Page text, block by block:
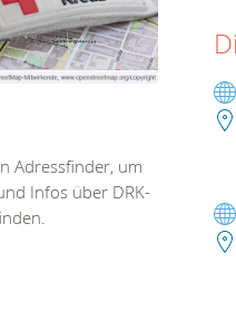
Adressfinder, um
Infos über DRK-